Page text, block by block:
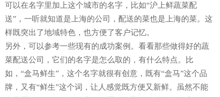
可以在名字里加上这个城市的名字，比如“沪上鲜蔬菜配
送”，一听就知道是上海的公司，配送的菜也是上海的菜。这
样既突出了地域特色，也方便了客户记忆。
另外，可以参考一些现有的成功案例。看看那些做得好的蔬
菜配送公司，它们的名字是怎么取的，有什么特点。比
如，“盒马鲜生”，这个名字就很有创意，既有“盒马”这个品
牌，又有“鲜生”这个词，让人感觉既方便又新鲜。虽然不能